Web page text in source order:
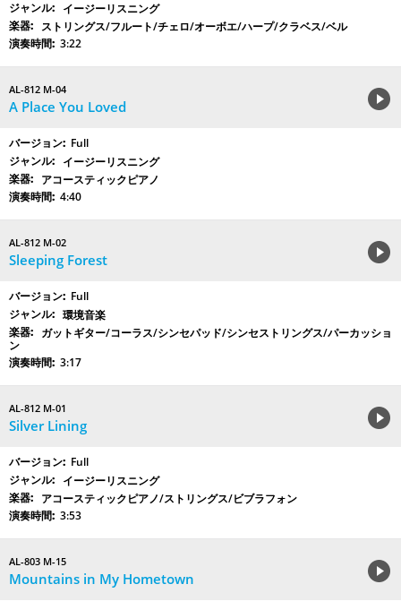
イージーリスニング
ストリングス/フルート/チェロ/オーボエ/ハープ/クラベス/ベル
3:22
AL-812 M-04
A Place You Loved
Full
イージーリスニング
アコースティックピアノ
4:40
AL-812 M-02
Sleeping Forest
Full
環境音楽
ガットギター/コーラス/シンセパッド/シンセストリングス/パーカッショ
ン
3:17
AL-812 M-01
Silver Lining
Full
イージーリスニング
アコースティックピアノ/ストリングス/ビブラフォン
3:53
AL-803 M-15
Mountains in My Hometown